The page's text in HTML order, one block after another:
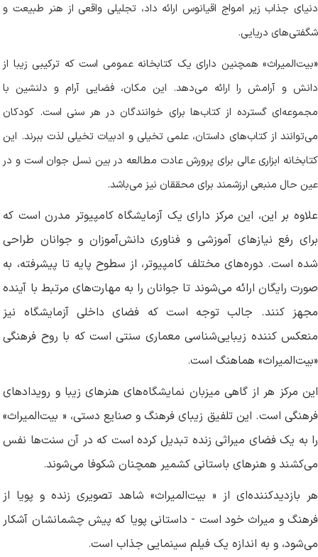
دنیای جذاب زیر امواج اقیانوس ارائه داد، تجلیلی واقعی از هنر طبیعت و
شگفتی‌های دریایی.
«بیت‌المیراث» همچنین دارای یک کتابخانه عمومی است که ترکیبی زیبا از
دانش و آرامش را ارائه می‌دهد. این مکان، فضایی آرام و دلنشین با
مجموعه‌ای گسترده از کتاب‌ها برای خوانندگان در هر سنی است. کودکان
می‌توانند از کتاب‌های داستان، علمی تخیلی و ادبیات تخیلی لذت ببرند. این
کتابخانه ابزاری عالی برای پرورش عادت مطالعه در بین نسل جوان است و در
عین حال منبعی ارزشمند برای محققان نیز می‌باشد.
علاوه بر این، این مرکز دارای یک آزمایشگاه کامپیوتر مدرن است که
برای رفع نیازهای آموزشی و فناوری دانش‌آموزان و جوانان طراحی
شده است. دوره‌های مختلف کامپیوتر، از سطوح پایه تا پیشرفته، به
صورت رایگان ارائه می‌شوند تا جوانان را به مهارت‌های مرتبط با آینده
مجهز کنند. جالب توجه است که فضای داخلی آزمایشگاه نیز
منعکس کننده زیبایی‌شناسی معماری سنتی است که با روح فرهنگی
«بیت‌المیراث» هماهنگ است.
این مرکز هر از گاهی میزبان نمایشگاه‌های هنرهای زیبا و رویدادهای
فرهنگی است. این تلفیق زیبای فرهنگ و صنایع دستی، « بیت‌المیراث»
را به یک فضای میراثی زنده تبدیل کرده است که در آن سنت‌ها نفس
می‌کشند و هنرهای باستانی کشمیر همچنان شکوفا می‌شوند.
هر بازدیدکننده‌ای از « بیت‌المیراث» شاهد تصویری زنده و پویا از
فرهنگ و میراث خود است - داستانی پویا که پیش چشمانشان آشکار
می‌شود، و به اندازه یک فیلم سینمایی جذاب است.